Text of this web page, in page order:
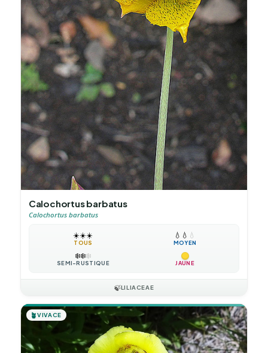
Calochortus barbatus
Calochortus barbatus
☀️☀️☀️
TOUS
💧 💧 💧
MOYEN
❄️❄️❄️
SEMI-RUSTIQUE JAUNE
🍃LILIACEAE
🪴VIVACE